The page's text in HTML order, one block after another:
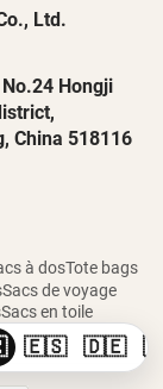
Ltd.
Hongji
China 518116
à dosTote bags
Sacs de voyage
Sacs en toile
🇪🇸 🇩🇪